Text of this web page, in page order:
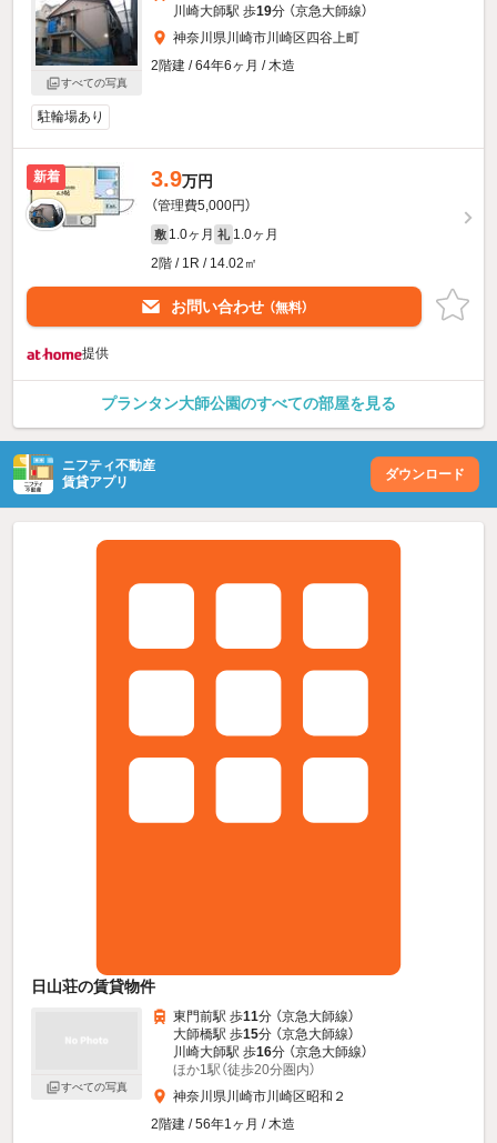
すべての写真
川崎大師駅 歩19分 （京急大師線）
神奈川県川崎市川崎区四谷上町
2階建 / 64年6ヶ月 / 木造
駐輪場あり
新着 3.9万円
（管理費5,000円）
敷 1.0ヶ月 礼 1.0ヶ月
2階 / 1R / 14.02㎡
お問い合わせ （無料）
提供
プランタン大師公園のすべての部屋を見る
ニフティ不動産
賃貸アプリ
ダウンロード
日山荘の賃貸物件
すべての写真
東門前駅 歩11分 （京急大師線）
大師橋駅 歩15分 （京急大師線）
川崎大師駅 歩16分 （京急大師線）
ほか1駅（徒歩20分圏内）
神奈川県川崎市川崎区昭和２
2階建 / 56年1ヶ月 / 木造